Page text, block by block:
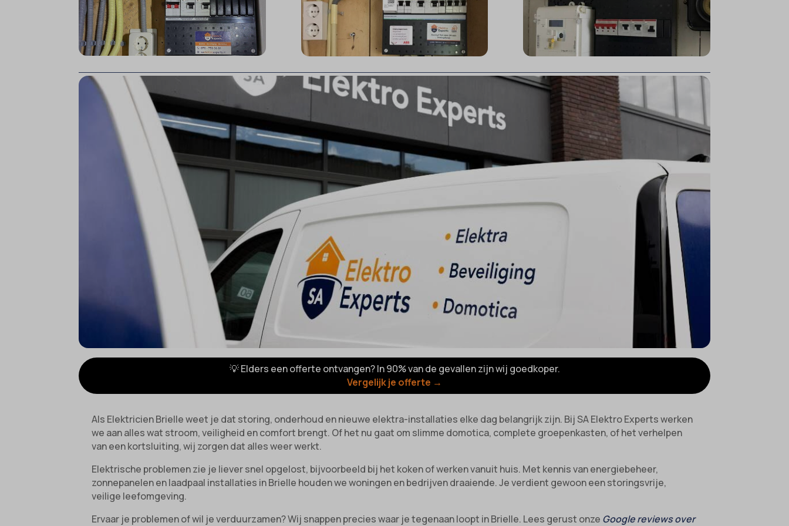
💡 Elders een offerte ontvangen? In 90% van de gevallen zijn wij goedkoper.
Vergelijk je offerte →
Als Elektricien Brielle weet je dat storing, onderhoud en nieuwe elektra-installaties elke dag belangrijk zijn. Bij SA Elektro Experts werken
we aan alles wat stroom, veiligheid en comfort brengt. Of het nu gaat om slimme domotica, complete groepenkasten, of het verhelpen
van een kortsluiting, wij zorgen dat alles weer werkt.
Elektrische problemen zie je liever snel opgelost, bijvoorbeeld bij het koken of werken vanuit huis. Met kennis van energiebeheer,
zonnepanelen en laadpaal installaties in Brielle houden we woningen en bedrijven draaiende. Je verdient gewoon een storingsvrije,
veilige leefomgeving.
Ervaar je problemen of wil je verduurzamen? Wij snappen precies waar je tegenaan loopt in Brielle. Lees gerust onze Google reviews over